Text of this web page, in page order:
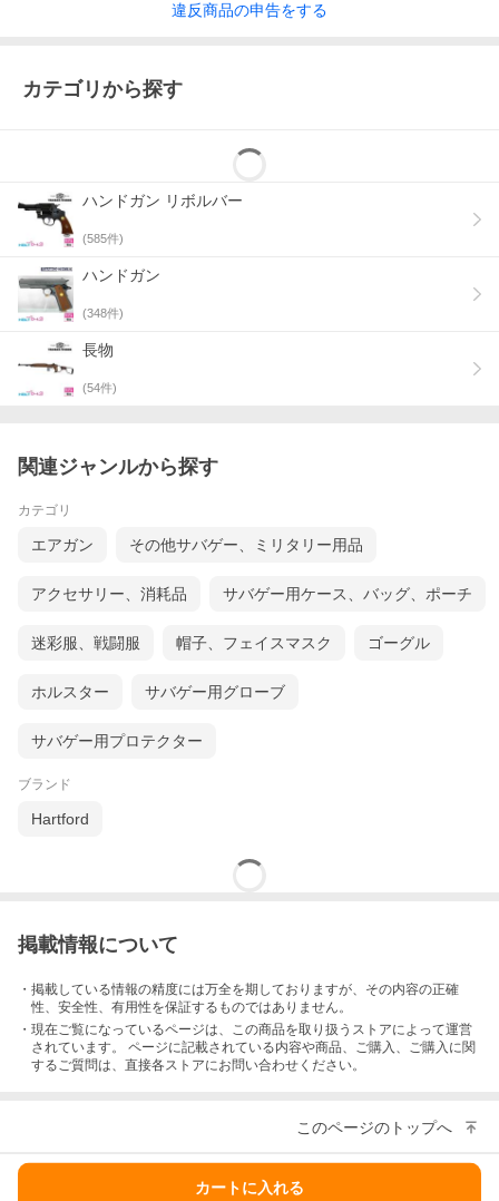
違反商品の申告をする
カテゴリから探す
ハンドガン リボルバー
(585件)
ハンドガン
(348件)
長物
(54件)
関連ジャンルから探す
カテゴリ
エアガン その他サバゲー、ミリタリー用品
アクセサリー、消耗品 サバゲー用ケース、バッグ、ポーチ
迷彩服、戦闘服 帽子、フェイスマスク ゴーグル
ホルスター サバゲー用グローブ
サバゲー用プロテクター
ブランド
Hartford
掲載情報について
・掲載している情報の精度には万全を期しておりますが、その内容の正確
性、安全性、有用性を保証するものではありません。
・現在ご覧になっているページは、この商品を取り扱うストアによって運営
されています。 ページに記載されている内容や商品、ご購入 、ご購入に関
するご質問は、直接各ストアにお問い合わせください。
このページのトップへ
カートに入れる